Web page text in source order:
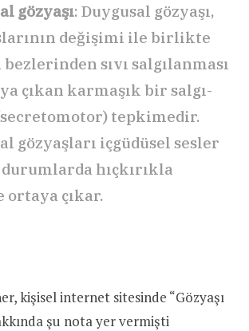
gözyaşı: Duygusal gözyaşı,
değişimi ile birlikte
bezlerinden sıvı salgılanması
çıkan karmaşık bir salgı-
tepkimedir.
gözyaşları içgüdüsel sesler
durumlarda hıçkırıkla
çıkar.
kişisel internet sitesinde “Gözyaşı
şu nota yer vermişti